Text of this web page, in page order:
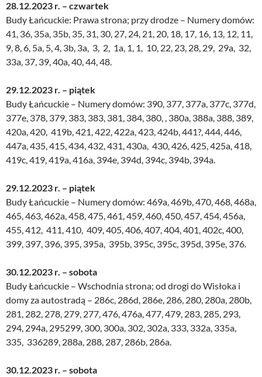
28.12.2023 r. – czwartek
Budy Łańcuckie: Prawa strona; przy drodze – Numery domów:
41, 36, 35a, 35b, 35, 31, 30, 27, 24, 21, 20, 18, 17, 16, 13, 12, 11,
9, 8, 6, 5a, 5, 4, 3b, 3a, 3, 2, 1a, 1, 1, 10, 22, 23, 28, 29, 29a, 32,
33a, 37, 39, 40a, 40, 44, 48.
29.12.2023 r. – piątek
Budy Łańcuckie – Numery domów: 390, 377, 377a, 377c, 377d,
377e, 378, 379, 383, 383, 381, 384, 380, , 380a, 388a, 388, 389,
420a, 420, 419b, 421, 422, 422a, 423, 424b, 441?, 444, 446,
447a, 435, 415, 434, 432, 431, 430a, 430, 426, 425, 425a, 418,
419c, 419, 419a, 416a, 394e, 394d, 394c, 394b, 394a.
29.12.2023 r. – piątek
Budy Łańcuckie – Numery domów: 469a, 469b, 470, 468, 468a,
465, 463, 462a, 458, 475, 461, 459, 460, 450, 457, 454, 456a,
455, 412, 411, 410, 409, 405, 406, 407, 404, 401, 402c, 400,
399, 397, 396, 395, 395a, 395b, 395c, 395c, 395d, 395e, 376.
30.12.2023 r. – sobota
Budy Łańcuckie – Wschodnia strona; od drogi do Wisłoka i
domy za autostradą – 286c, 286d, 286e, 286, 280, 280a, 280b,
281, 282, 278, 279, 277, 476, 476a, 477, 479, 283, 285, 293,
294, 294a, 295299, 300, 300a, 302, 302a, 333, 332a, 335a,
335, 336289, 288a, 288, 287, 286b, 286a.
30.12.2023 r. – sobota